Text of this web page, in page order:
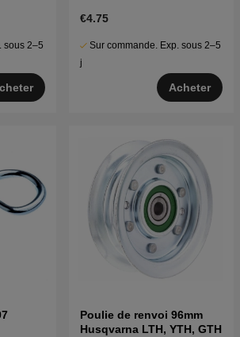
sous 2–5
€4.75
Sur commande. Exp. sous 2–5
j
Acheter
Poulie de renvoi 96mm
Husqvarna LTH, YTH, GTH